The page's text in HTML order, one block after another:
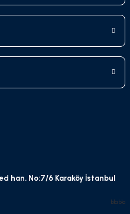
han. No:7/6 Karaköy İstanbul
bla bla